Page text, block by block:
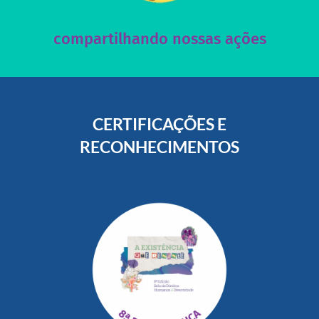
compartilhando nossas ações
Acesse nossas redes sociais e nos ajude compartilhando
CERTIFICAÇÕES E
RECONHECIMENTOS